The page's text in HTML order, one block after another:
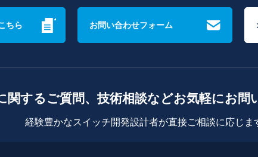
ちら お問い合わせフォーム
関するご質問、技術相談などお気軽にお問
経験豊かなスイッチ開発設計者が直接ご相談に応じま